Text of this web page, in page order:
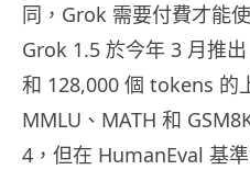
同，Grok 需要付費才能
Grok 1.5 於今年 3 月推
和 128,000 個 tokens 的
MMLU、MATH 和
4，但在 HumanEval 基